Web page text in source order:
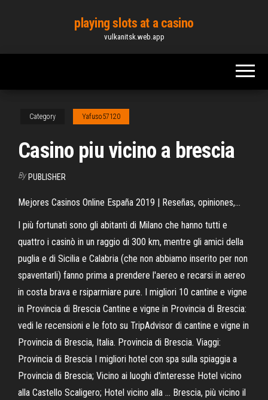
content
playing slots at a casino
vulkanitsk.web.app
Category Yafuso57120
Casino piu vicino a brescia
By PUBLISHER
Mejores Casinos Online España 2019 | Reseñas, opiniones,…
I più fortunati sono gli abitanti di Milano che hanno tutti e
quattro i casinò in un raggio di 300 km, mentre gli amici della
puglia e di Sicilia e Calabria (che non abbiamo inserito per non
spaventarli) fanno prima a prendere l'aereo e recarsi in aereo
in costa brava e rsiparmiare pure. I migliori 10 cantine e vigne
in Provincia di Brescia Cantine e vigne in Provincia di Brescia:
vedi le recensioni e le foto su TripAdvisor di cantine e vigne in
Provincia di Brescia, Italia. Provincia di Brescia. Viaggi:
Provincia di Brescia I migliori hotel con spa sulla spiaggia a
Provincia di Brescia; Vicino ai luoghi d'interesse Hotel vicino
alla Castello Scaligero; Hotel vicino alla ... Brescia, più vicino il